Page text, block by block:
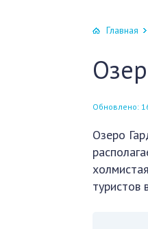
Главная
Обновлено:
Озеро
туристов